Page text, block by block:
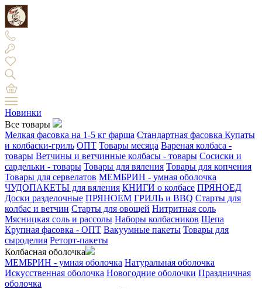
Новинки
Все товары
Мелкая фасовка на 1-5 кг фарша Стандартная фасовка Купаты
и колбаски-гриль ОПТ Товары месяца Вареная колбаса -
товары Ветчины и ветчинные колбасы - товары Сосиски и
сардельки - товары Товары для вяления Товары для копчения
Товары для сервелатов МЕМБРИН - умная оболочка
ЧУДОПАКЕТЫ для вяления КНИГИ о колбасе ПРЯНОЕД
Доски разделочные ПРЯНОЕМ ГРИЛЬ и BBQ Старты для
колбас и ветчин Старты для овощей Нитритная соль
Мясницкая соль и рассолы Наборы колбасников Щепа
Крупная фасовка - ОПТ Вакуумные пакеты Товары для
сыроделия Реторт-пакеты
Колбасная оболочка
МЕМБРИН - умная оболочка Натуральная оболочка
Искусственная оболочка Новогодние оболочки Праздничная
оболочка